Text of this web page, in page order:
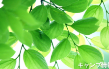
キャンプ情